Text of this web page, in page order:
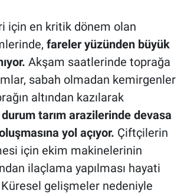
için en kritik dönem olan
fareler yüzünden büyük
Akşam saatlerinde toprağa
sabah olmadan kemirgenler
altından kazılarak
tarım arazilerinde devasa
yol açıyor. Çiftçilerin
için ekim makinelerinin
ilaçlama yapılması hayati
Küresel gelişmeler nedeniyle